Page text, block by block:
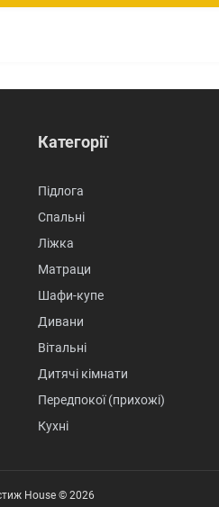
Категорії
Підлога
Спальні
Ліжка
Матраци
Шафи-купе
Дивани
Вітальні
Дитячі кімнати
Передпокої (прихожі)
Кухні
House © 2026